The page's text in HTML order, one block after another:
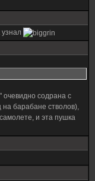
узнал
очевидно содрана с
на барабане стволов),
и эта пушка